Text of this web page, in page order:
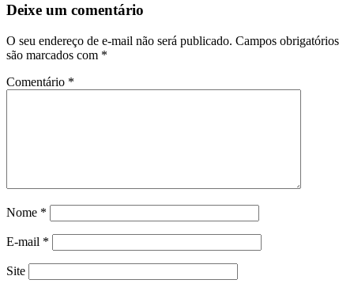
Deixe um comentário
O seu endereço de e-mail não será publicado. Campos obrigatórios
são marcados com *
Comentário *
Nome *
E-mail *
Site